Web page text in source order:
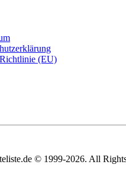
(EU)
© 1999-2026. All